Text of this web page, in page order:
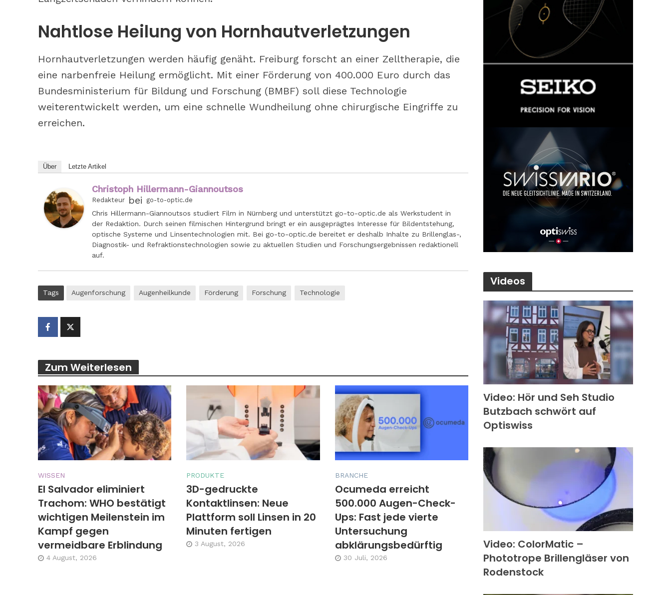
Nahtlose Heilung von Hornhautverletzungen
Hornhautverletzungen werden häufig genäht. Freiburg forscht an einer Zelltherapie, die
eine narbenfreie Heilung ermöglicht. Mit einer Förderung von 400.000 Euro durch das
Bundesministerium für Bildung und Forschung (BMBF) soll diese Technologie
weiterentwickelt werden, um eine schnelle Wundheilung ohne chirurgische Eingriffe zu
erreichen.
Über Letzte Artikel
Christoph Hillermann-Giannoutsos
Redakteurbei go-to-optic.de
Chris Hillermann-Giannoutsos studiert Film in Nürnberg und unterstützt go-to-optic.de als Werkstudent in
der Redaktion. Durch seinen filmischen Hintergrund bringt er ein ausgeprägtes Interesse für Bildentstehung,
optische Systeme und Linsentechnologien mit. Bei go-to-optic.de bereitet er deshalb Inhalte zu Brillenglas-,
Diagnostik- und Refraktionstechnologien sowie zu aktuellen Studien und Forschungsergebnissen redaktionell
auf.
Tags Augenforschung Augenheilkunde Förderung Forschung Technologie
Zum Weiterlesen
WISSEN
El Salvador eliminiert
Trachom: WHO bestätigt
wichtigen Meilenstein im
Kampf gegen
vermeidbare Erblindung
4 August, 2026
PRODUKTE
3D-gedruckte
Kontaktlinsen: Neue
Plattform soll Linsen in 20
Minuten fertigen
3 August, 2026
BRANCHE
Ocumeda erreicht
500.000 Augen-Check-
Ups: Fast jede vierte
Untersuchung
abklärungsbedürftig
30 Juli, 2026
Videos
Video: Hör und Seh Studio
Butzbach schwört auf
Optiswiss
Video: ColorMatic –
Phototrope Brillengläser von
Rodenstock